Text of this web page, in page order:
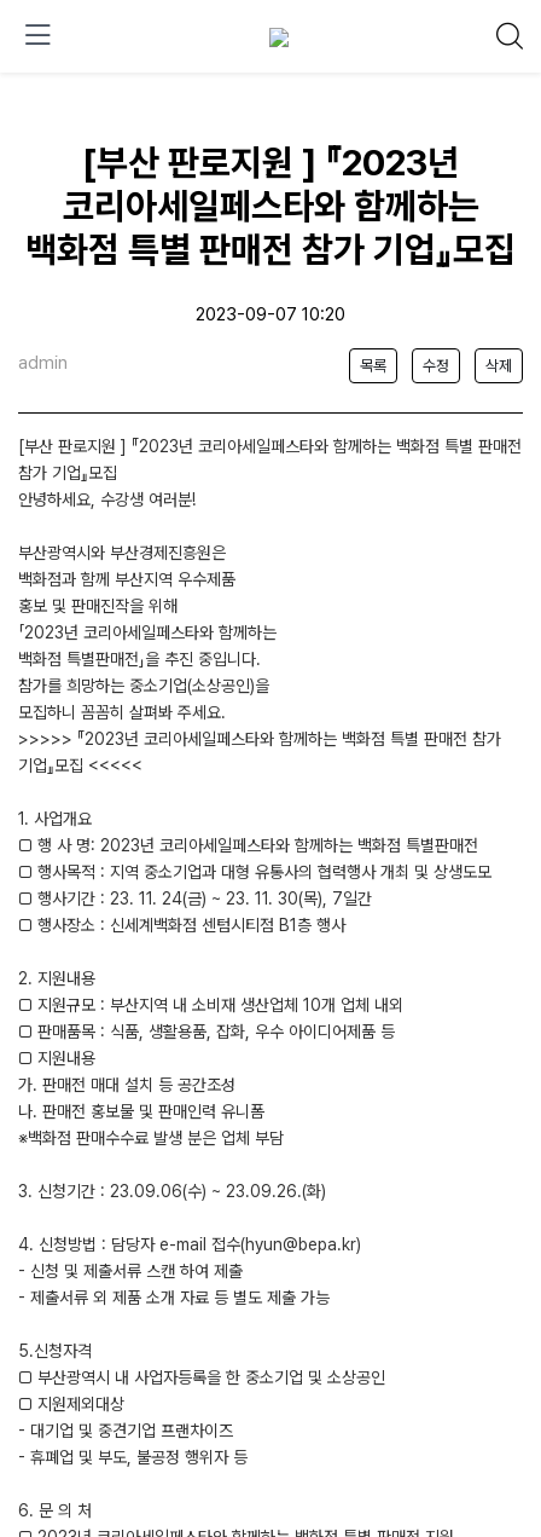
[부산 판로지원 ] 『2023년
코리아세일페스타와 함께하는
백화점 특별 판매전 참가 기업』모집
2023-09-07 10:20
admin 목록 수정 삭제
[부산 판로지원 ] 『2023년 코리아세일페스타와 함께하는 백화점 특별 판매전
참가 기업』모집
안녕하세요, 수강생 여러분!
부산광역시와 부산경제진흥원은
백화점과 함께 부산지역 우수제품
홍보 및 판매진작을 위해
「2023년 코리아세일페스타와 함께하는
백화점 특별판매전」을 추진 중입니다.
참가를 희망하는 중소기업(소상공인)을
모집하니 꼼꼼히 살펴봐 주세요.
>>>>> 『2023년 코리아세일페스타와 함께하는 백화점 특별 판매전 참가
기업』모집 <<<<<
1. 사업개요
□ 행 사 명: 2023년 코리아세일페스타와 함께하는 백화점 특별판매전
□ 행사목적 : 지역 중소기업과 대형 유통사의 협력행사 개최 및 상생도모
□ 행사기간 : 23. 11. 24(금) ~ 23. 11. 30(목), 7일간
□ 행사장소 : 신세계백화점 센텀시티점 B1층 행사
2. 지원내용
□ 지원규모 : 부산지역 내 소비재 생산업체 10개 업체 내외
□ 판매품목 : 식품, 생활용품, 잡화, 우수 아이디어제품 등
□ 지원내용
가. 판매전 매대 설치 등 공간조성
나. 판매전 홍보물 및 판매인력 유니폼
※백화점 판매수수료 발생 분은 업체 부담
3. 신청기간 : 23.09.06(수) ~ 23.09.26.(화)
4. 신청방법 : 담당자 e-mail 접수(hyun@bepa.kr)
- 신청 및 제출서류 스캔 하여 제출
- 제출서류 외 제품 소개 자료 등 별도 제출 가능
5.신청자격
□ 부산광역시 내 사업자등록을 한 중소기업 및 소상공인
□ 지원제외대상
- 대기업 및 중견기업 프랜차이즈
- 휴폐업 및 부도, 불공정 행위자 등
6. 문 의 처